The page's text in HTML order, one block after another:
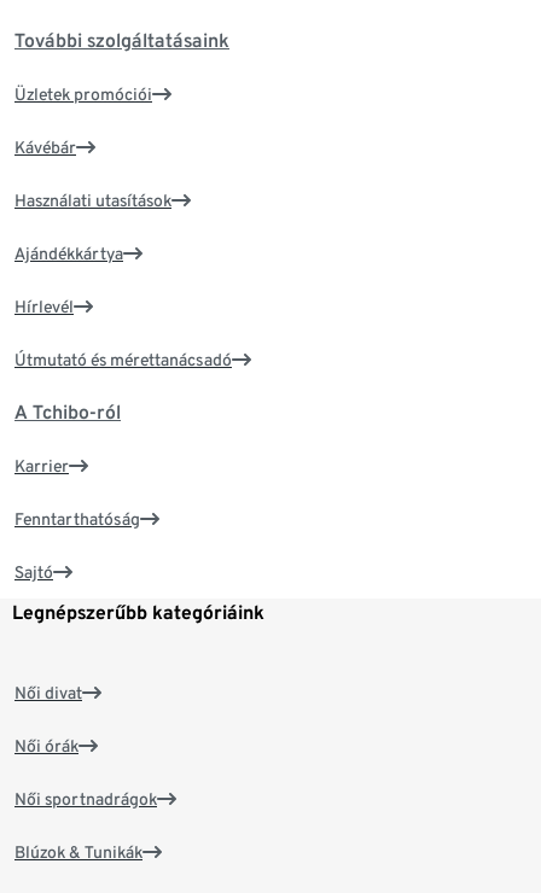
További szolgáltatásaink
Üzletek promóciói
Kávébár
Használati utasítások
Ajándékkártya
Hírlevél
Útmutató és mérettanácsadó
A Tchibo-ról
Karrier
Fenntarthatóság
Sajtó
Legnépszerűbb kategóriáink
Női divat
Női órák
Női sportnadrágok
Blúzok & Tunikák